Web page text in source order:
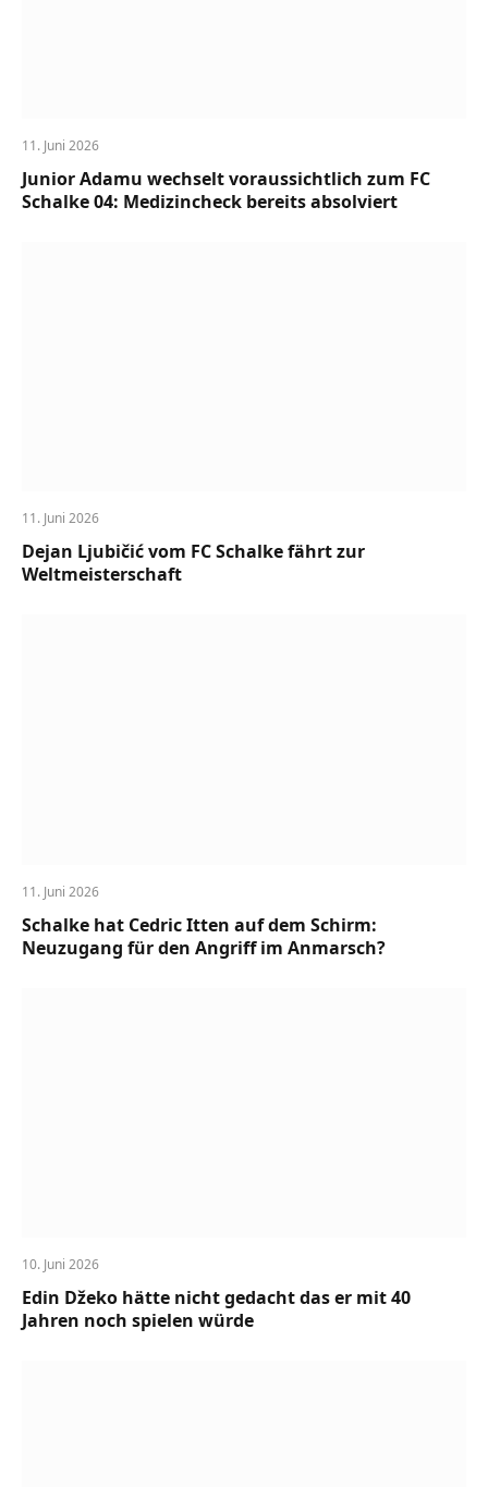
11. Juni 2026
Junior Adamu wechselt voraussichtlich zum FC
Schalke 04: Medizincheck bereits absolviert
11. Juni 2026
Dejan Ljubičić vom FC Schalke fährt zur
Weltmeisterschaft
11. Juni 2026
Schalke hat Cedric Itten auf dem Schirm:
Neuzugang für den Angriff im Anmarsch?
10. Juni 2026
Edin Džeko hätte nicht gedacht das er mit 40
Jahren noch spielen würde